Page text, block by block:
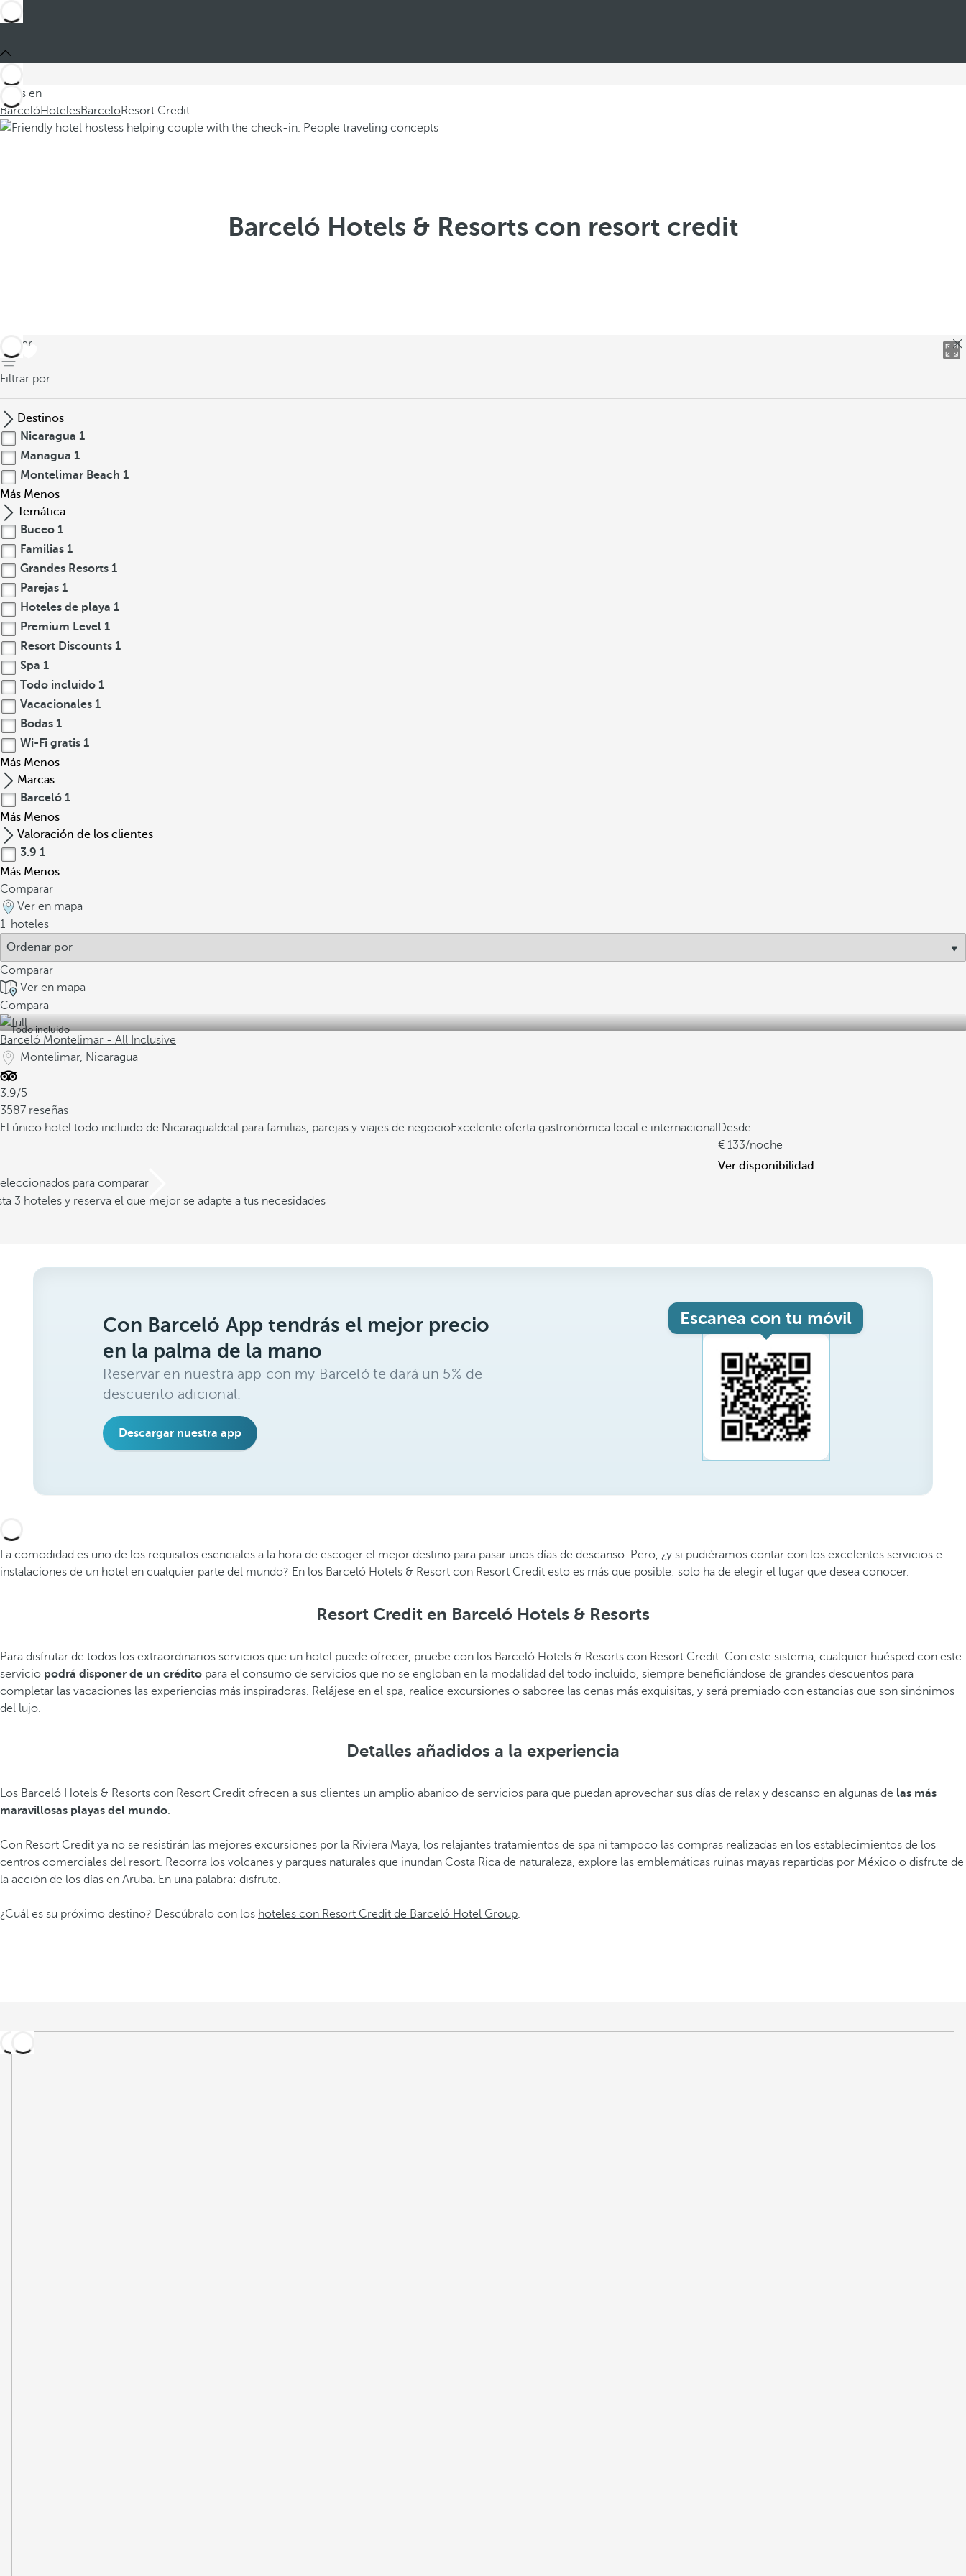
Estás en
BarcelóHotelesBarceloResort Credit
Barceló Hotels & Resorts con resort credit
volver
Filtrar por
Destinos
Nicaragua 1
Managua 1
Montelimar Beach 1
Más Menos
Temática
Buceo 1
Familias 1
Grandes Resorts 1
Parejas 1
Hoteles de playa 1
Premium Level 1
Resort Discounts 1
Spa 1
Todo incluido 1
Vacacionales 1
Bodas 1
Wi-Fi gratis 1
Más Menos
Marcas
Barceló 1
Más Menos
Valoración de los clientes
3.9 1
Más Menos
Comparar
Ver en mapa
1 hoteles
Comparar
Ver en mapa
Compara
Todo incluido
Barceló Montelimar - All Inclusive
Montelimar, Nicaragua
3.9/5
3587 reseñas
El único hotel todo incluido de Nicaragua Ideal para familias, parejas y viajes de negocioExcelente oferta gastronómica local e internacionalDesde
133/noche
Ver disponibilidad
para comparar
3 hoteles y reserva el que mejor se adapte a tus necesidades
Con Barceló App tendrás el mejor precio
en la palma de la mano
Reservar en nuestra app con my Barceló te dará un 5% de
descuento adicional.
Descargar nuestra app
Escanea con tu móvil
La comodidad es uno de los requisitos esenciales a la hora de escoger el mejor destino para pasar unos días de descanso. Pero, ¿y si pudiéramos contar con los excelentes servicios e
instalaciones de un hotel en cualquier parte del mundo? En los Barceló Hotels & Resort con Resort Credit esto es más que posible: solo ha de elegir el lugar que desea conocer.
Resort Credit en Barceló Hotels & Resorts
Para disfrutar de todos los extraordinarios servicios que un hotel puede ofrecer, pruebe con los Barceló Hotels & Resorts con Resort Credit. Con este sistema, cualquier huésped con este
servicio podrá disponer de un crédito para el consumo de servicios que no se engloban en la modalidad del todo incluido, siempre beneficiándose de grandes descuentos para
completar las vacaciones las experiencias más inspiradoras. Relájese en el spa, realice excursiones o saboree las cenas más exquisitas, y será premiado con estancias que son sinónimos
del lujo.
Detalles añadidos a la experiencia
Los Barceló Hotels & Resorts con Resort Credit ofrecen a sus clientes un amplio abanico de servicios para que puedan aprovechar sus días de relax y descanso en algunas de las más
maravillosas playas del mundo.
Con Resort Credit ya no se resistirán las mejores excursiones por la Riviera Maya, los relajantes tratamientos de spa ni tampoco las compras realizadas en los establecimientos de los
centros comerciales del resort. Recorra los volcanes y parques naturales que inundan Costa Rica de naturaleza, explore las emblemáticas ruinas mayas repartidas por México o disfrute de
la acción de los días en Aruba. En una palabra: disfrute.
¿Cuál es su próximo destino? Descúbralo con los hoteles con Resort Credit de Barceló Hotel Group.